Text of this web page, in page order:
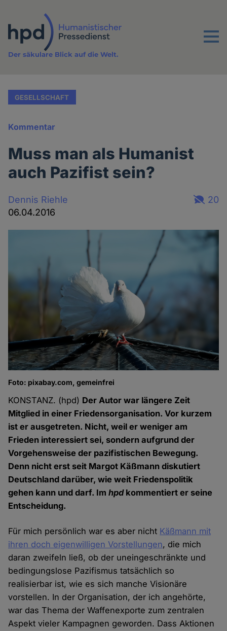
Inhalt
Menu
Der säkulare Blick auf die Welt.
GESELLSCHAFT
Kommentar
Muss man als Humanist
auch Pazifist sein?
Dennis Riehle
06.04.2016
20
Foto: pixabay.com, gemeinfrei
KONSTANZ. (hpd) Der Autor war längere Zeit
Mitglied in einer Friedensorganisation. Vor kurzem
ist er ausgetreten. Nicht, weil er weniger am
Frieden interessiert sei, sondern aufgrund der
Vorgehensweise der pazifistischen Bewegung.
Denn nicht erst seit Margot Käßmann diskutiert
Deutschland darüber, wie weit Friedenspolitik
gehen kann und darf. Imhpdkommentiert er seine
Entscheidung.
Für mich persönlich war es aber nicht Käßmann mit
ihren doch eigenwilligen Vorstellungen, die mich
daran zweifeln ließ, ob der uneingeschränkte und
bedingungslose Pazifismus tatsächlich so
realisierbar ist, wie es sich manche Visionäre
vorstellen. In der Organisation, der ich angehörte,
war das Thema der Waffenexporte zum zentralen
Aspekt vieler Kampagnen geworden. Dass Aktionen